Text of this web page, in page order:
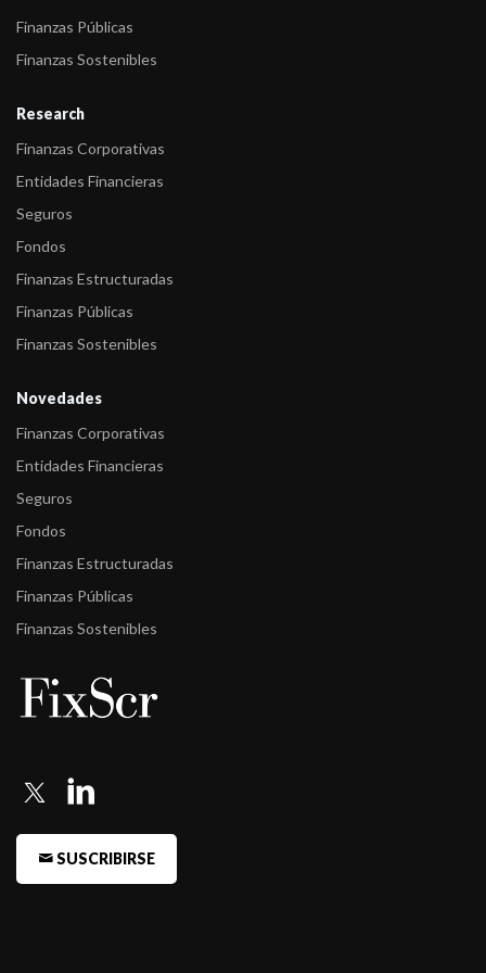
Finanzas Públicas
Finanzas Sostenibles
Research
Finanzas Corporativas
Entidades Financieras
Seguros
Fondos
Finanzas Estructuradas
Finanzas Públicas
Finanzas Sostenibles
Novedades
Finanzas Corporativas
Entidades Financieras
Seguros
Fondos
Finanzas Estructuradas
Finanzas Públicas
Finanzas Sostenibles
SUSCRIBIRSE